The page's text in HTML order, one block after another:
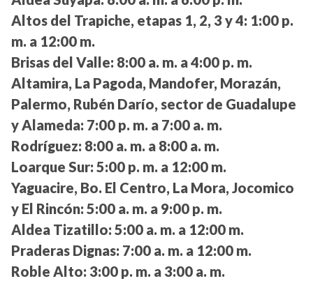
Altos del Trapiche, etapas 1, 2, 3 y 4: 1:00 p.
m. a 12:00 m.
Brisas del Valle: 8:00 a. m. a 4:00 p. m.
Altamira, La Pagoda, Mandofer, Morazán,
Palermo, Rubén Darío, sector de Guadalupe
y Alameda: 7:00 p. m. a 7:00 a. m.
Rodríguez: 8:00 a. m. a 8:00 a. m.
Loarque Sur: 5:00 p. m. a 12:00 m.
Yaguacire, Bo. El Centro, La Mora, Jocomico
y El Rincón: 5:00 a. m. a 9:00 p. m.
Aldea Tizatillo: 5:00 a. m. a 12:00 m.
Praderas Dignas: 7:00 a. m. a 12:00 m.
Roble Alto: 3:00 p. m. a 3:00 a. m.